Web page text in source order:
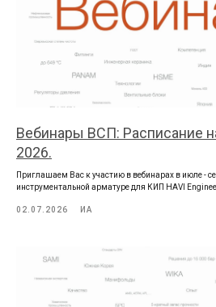
Вебинары ВСП: Расписание
2026.
Приглашаем Вас к участию в вебинарах в июле -
инструментальной арматуре для КИП HAVI
02.07.2026 ИА